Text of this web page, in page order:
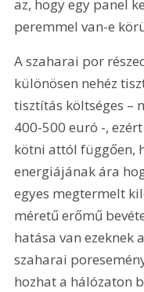
az, hogy egy panel
peremmel van-e
A szaharai por
különösen nehéz
tisztítás költséges –
400-500 euró -,
kötni attól függően,
energiájának ára
egyes megtermelt
méretű erőmű
hatása van ezeknek
szaharai
hozhat a hálózaton